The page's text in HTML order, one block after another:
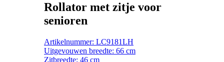
Rollator met zitje voor
senioren
Artikelnummer: LC9181LH
Uitgevouwen breedte: 66 cm
Zitbreedte: 46 cm